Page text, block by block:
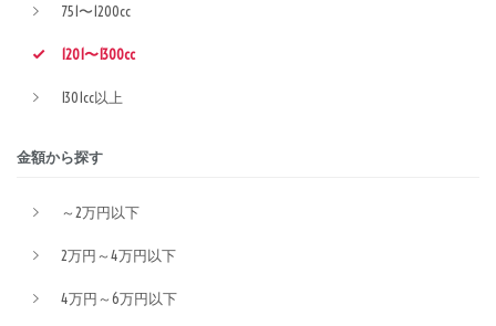
751〜1200cc
1201〜1300cc
1301cc以上
金額から探す
～2万円以下
2万円～4万円以下
4万円～6万円以下